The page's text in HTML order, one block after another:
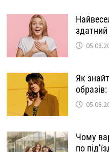
здатний
Як
Чому
по